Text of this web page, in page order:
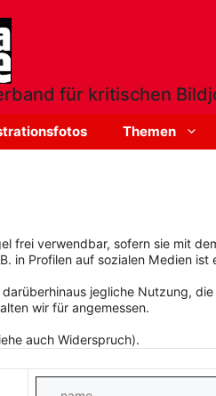
für kritischen
Themen
frei verwendbar, sofern sie mit
in Profilen auf sozialen Medien ist
jegliche Nutzung,
wir für angemessen.
auch Widerspruch).